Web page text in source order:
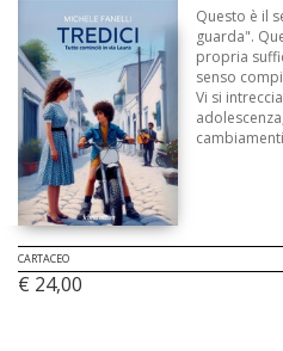
Questo è il
guarda".
propria
senso
Vi si
CARTACEO
€ 24,00